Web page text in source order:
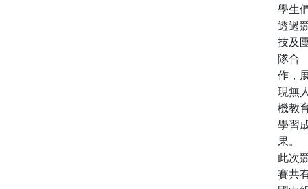
學生
透過
技及
隊合
作，
現無
機教
學習
果。
此次
賽共